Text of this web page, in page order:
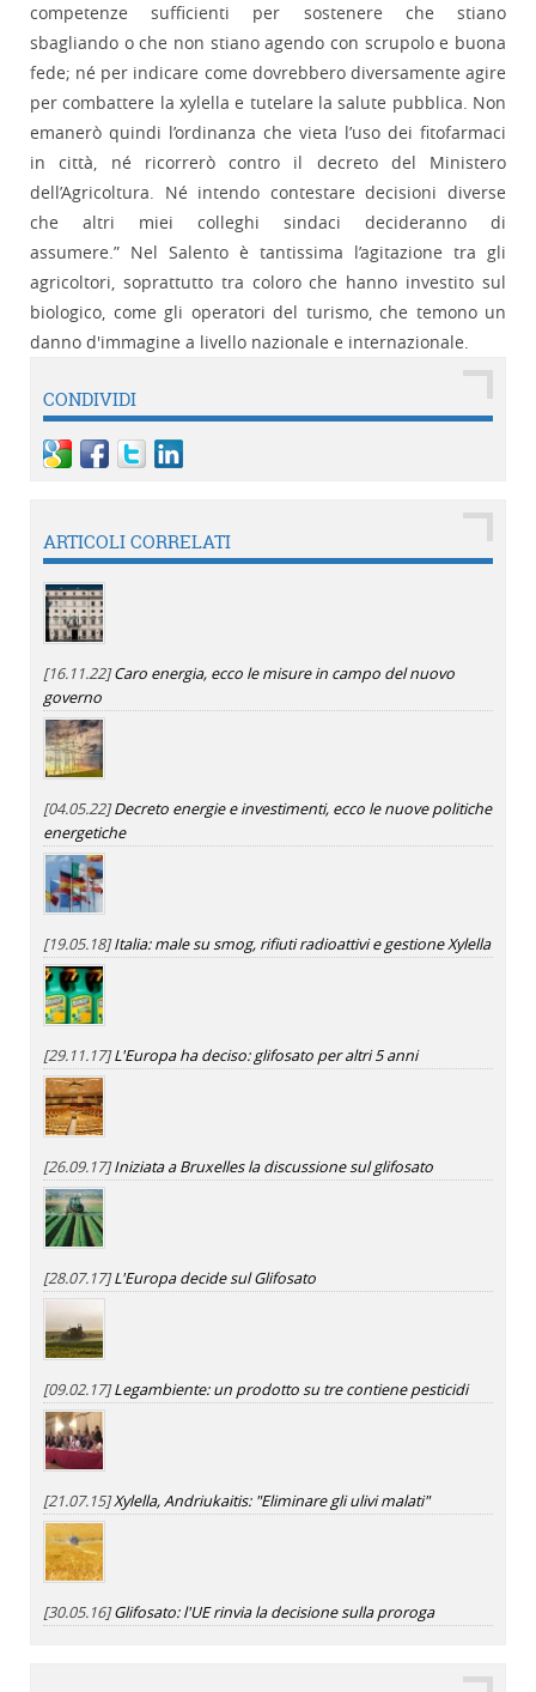
competenze sufficienti per sostenere che stiano
sbagliando o che non stiano agendo con scrupolo e buona
fede; né per indicare come dovrebbero diversamente agire
per combattere la xylella e tutelare la salute pubblica. Non
emanerò quindi l’ordinanza che vieta l’uso dei fitofarmaci
in città, né ricorrerò contro il decreto del Ministero
dell’Agricoltura. Né intendo contestare decisioni diverse
che altri miei colleghi sindaci decideranno di
assumere.” Nel Salento è tantissima l’agitazione tra gli
agricoltori, soprattutto tra coloro che hanno investito sul
biologico, come gli operatori del turismo, che temono un
danno d'immagine a livello nazionale e internazionale.
CONDIVIDI
ARTICOLI CORRELATI
[16.11.22]Caro energia, ecco le misure in campo del nuovo
governo
[04.05.22]Decreto energie e investimenti, ecco le nuove politiche
energetiche
[19.05.18]Italia: male su smog, rifiuti radioattivi e gestione Xylella
[29.11.17]L'Europa ha deciso: glifosato per altri 5 anni
[26.09.17]Iniziata a Bruxelles la discussione sul glifosato
[28.07.17]L'Europa decide sul Glifosato
[09.02.17]Legambiente: un prodotto su tre contiene pesticidi
[21.07.15]Xylella, Andriukaitis: "Eliminare gli ulivi malati"
[30.05.16]Glifosato: l'UE rinvia la decisione sulla proroga